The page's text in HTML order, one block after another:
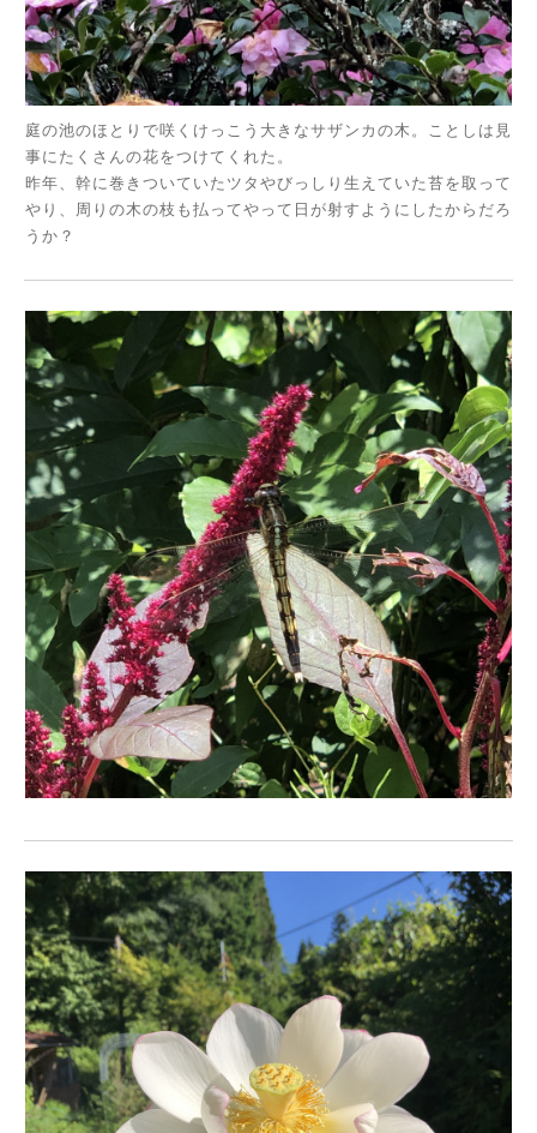
庭の池のほとりで咲くけっこう大きなサザンカの木。ことしは見
事にたくさんの花をつけてくれた。
昨年、幹に巻きついていたツタやびっしり生えていた苔を取って
やり、周りの木の枝も払ってやって日が射すようにしたからだろ
うか？